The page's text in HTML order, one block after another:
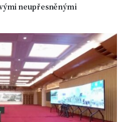
neupřesněnými